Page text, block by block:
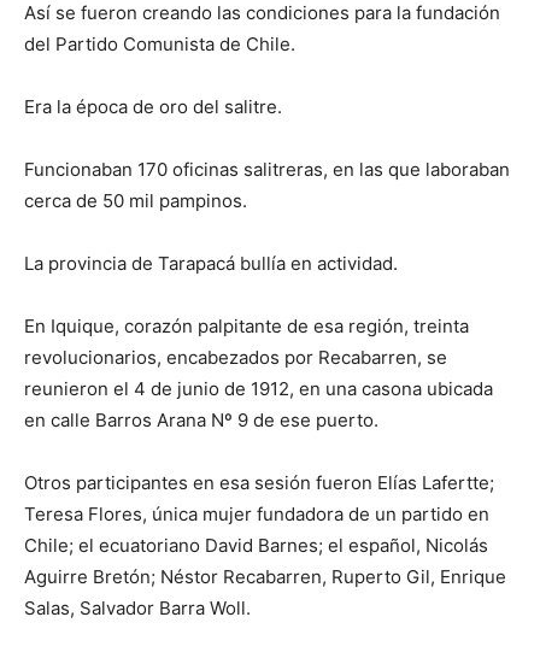
Así se fueron creando las condiciones para la fundación
del Partido Comunista de Chile.
Era la época de oro del salitre.
Funcionaban 170 oficinas salitreras, en las que laboraban
cerca de 50 mil pampinos.
La provincia de Tarapacá bullía en actividad.
En Iquique, corazón palpitante de esa región, treinta
revolucionarios, encabezados por Recabarren, se
reunieron el 4 de junio de 1912, en una casona ubicada
en calle Barros Arana Nº 9 de ese puerto.
Otros participantes en esa sesión fueron Elías Lafertte;
Teresa Flores, única mujer fundadora de un partido en
Chile; el ecuatoriano David Barnes; el español, Nicolás
Aguirre Bretón; Néstor Recabarren, Ruperto Gil, Enrique
Salas, Salvador Barra Woll.